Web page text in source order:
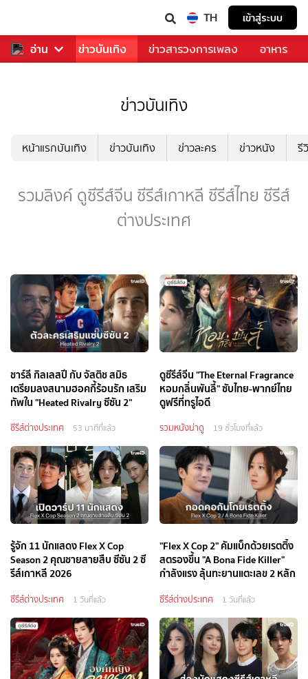
TH เข้าสู่ระบบ
อ่าน
ฬา ข่าว ข่าวบันเทิง ข่าวสารวงการเพลง อาหาร
ข่าวบันเทิง
หน้าแรกบันเทิง ข่าวบันเทิง ข่าวละคร ข่าวหนัง รี
รวมลิงค์ ดูซีรีส์จีน ซีรีส์เกาหลี ซีรีส์ไทย ซีรีส์
ต่างประเทศ
ชาร์ลี กิลเลสปี กับ จัสติช สมิธ
เตรียมลงสนามฮอคกี้ร้อนรัก เสริม
ทัพใน "Heated Rivalry ซีซัน 2"
ซีรีส์ต่างประเทศ 53 นาทีที่แล้ว
ดูซีรีส์จีน "The Eternal Fragrance
หอมกลิ่นพันลี้" ซับไทย-พากย์ไทย
ดูฟรีที่ทรูไอดี
รวมหนังน่าดู 19 ชั่วโมงที่แล้ว
รู้จัก 11 นักแสดง Flex X Cop
Season 2 คุณชายสายสืบ ซีซัน 2 ซี
รีส์เกาหลี 2026
ซีรีส์ต่างประเทศ 1 วันที่แล้ว
"Flex X Cop 2" คัมแบ็กด้วยเรตติ้ง
สตรองขึ้น "A Bona Fide Killer"
กำลังแรง ลุ้นทะยานแตะเลข 2 หลัก
ซีรีส์ต่างประเทศ 1 วันที่แล้ว